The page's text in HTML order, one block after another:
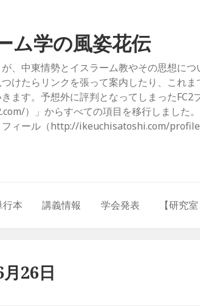
ム学の風姿花伝
、中東情勢とイスラーム教やその思想に
けたらリンクを張って案内したり、これ
ます。予想外に評判となってしまった
）」からすべての項目を移行しました
ィール（http://ikeuchisatoshi.com/profile/
行本 講義情報 学会発表 【研究
26日